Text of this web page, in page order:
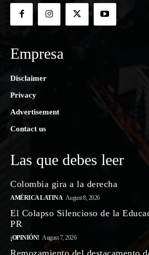
Empresa
Disclaimer
Privacy
Advertisement
Contact us
Las que debes leer
Colombia gira a la derecha
AMÉRICA LATINA August 8, 2026
El Colapso Silencioso de la
PR
¡OPINIÓN! August 7, 2026
Remozamiento del destacamento